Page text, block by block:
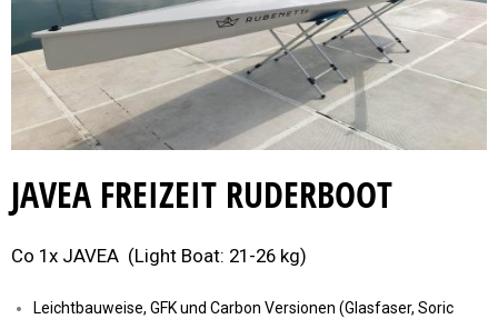
JAVEA FREIZEIT RUDERBOOT
Co 1x JAVEA (Light Boat: 21-26 kg)
Leichtbauweise, GFK und Carbon Versionen (Glasfaser, Soric